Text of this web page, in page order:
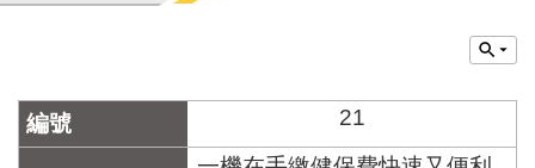
市
門
牌
21